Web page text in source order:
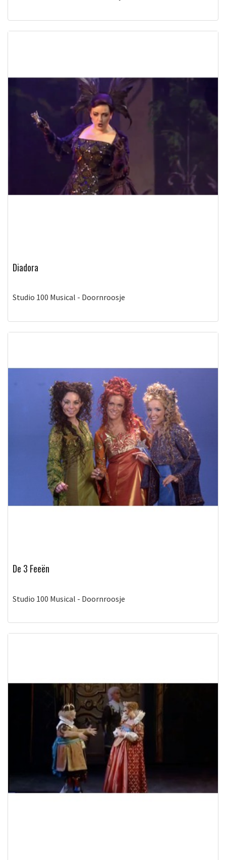
Diadora
Studio 100 Musical - Doornroosje
De 3 Feeën
Studio 100 Musical - Doornroosje